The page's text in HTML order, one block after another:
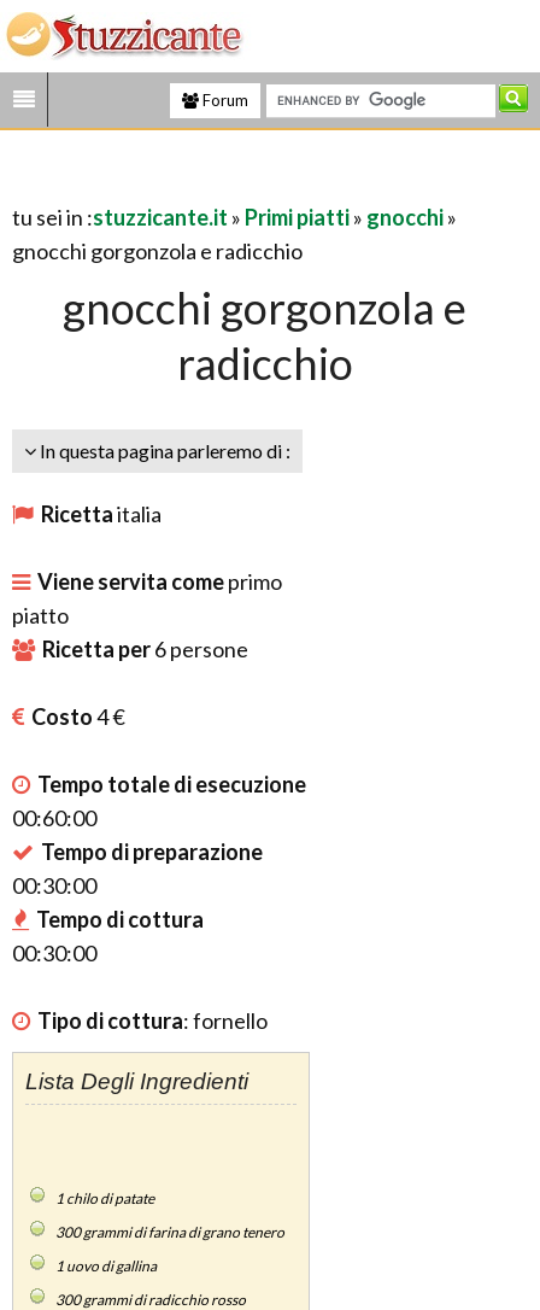
Forum
tu sei in :stuzzicante.it » Primi piatti» gnocchi»
gnocchi gorgonzola e radicchio
gnocchi gorgonzola e
radicchio
In questa pagina parleremo di :
Ricettaitalia
Viene servita comeprimo
piatto
Ricetta per6persone
Costo4 €
Tempo totale di esecuzione
00:60:00
Tempo di preparazione
00:30:00
Tempo di cottura
00:30:00
Tipo di cottura:fornello
Lista Degli Ingredienti
1 chilo di patate
300grammi di farina di grano tenero
1 uovo di gallina
300grammi di radicchio rosso